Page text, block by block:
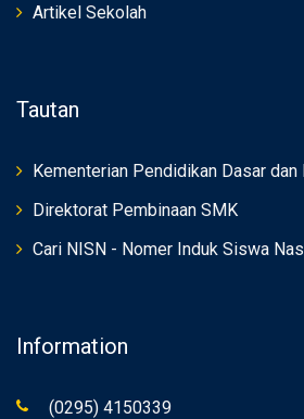
Artikel Sekolah
Tautan
Kementerian Pendidikan Dasar dan
Direktorat Pembinaan SMK
Cari NISN - Nomer Induk Siswa
Information
(0295) 4150339